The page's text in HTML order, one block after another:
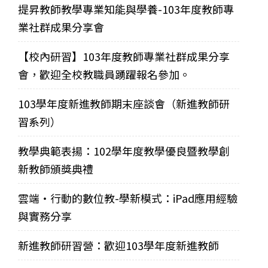
提昇教師教學專業知能與學養-103年度教師專
業社群成果分享會
【校內研習】103年度教師專業社群成果分享
會，歡迎全校教職員踴躍報名參加。
103學年度新進教師期末座談會（新進教師研
習系列）
教學典範表揚：102學年度教學優良暨教學創
新教師頒獎典禮
雲端‧行動的數位教-學新模式：iPad應用經驗
與實務分享
新進教師研習營：歡迎103學年度新進教師